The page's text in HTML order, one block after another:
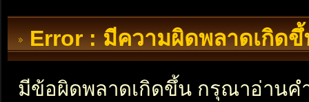
Error : มีความผิดพลาดเกิดขึ้
มีข้อผิดพลาดเกิดขึ้น กรุณาอ่านค